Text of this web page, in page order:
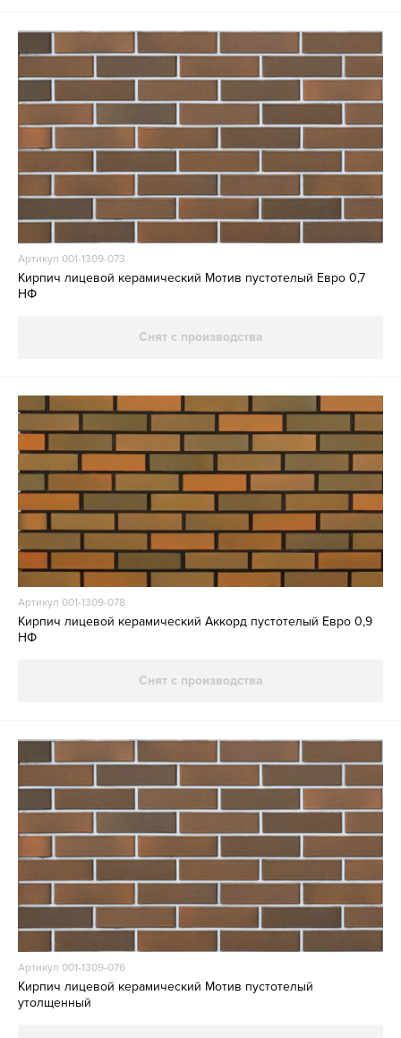
Артикул 001-1309-073
Кирпич лицевой керамический Мотив пустотелый Евро 0,7
НФ
Снят с производства
Артикул 001-1309-078
Кирпич лицевой керамический Аккорд пустотелый Евро 0,9
НФ
Снят с производства
Артикул 001-1309-076
Кирпич лицевой керамический Мотив пустотелый
утолщенный